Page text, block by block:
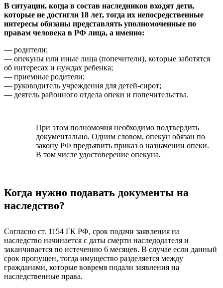
В ситуации, когда в состав наследников входят дети,
которые не достигли 18 лет, тогда их непосредственные
интересы обязаны представлять уполномоченные по
правам человека в РФ лица, а именно:
— родители;
— опекуны или иные лица (попечители), которые заботятся
об интересах и нуждах ребенка;
— приемные родители;
— руководитель учреждения для детей-сирот;
— деятель районного отдела опеки и попечительства.
При этом полномочия необходимо подтвердить
документально. Одним словом, опекун обязан по
закону РФ предъявить приказ о назначении опеки.
В том числе удостоверение опекуна.
Когда нужно подавать документы на
наследство?
Согласно ст. 1154 ГК РФ, срок подачи заявления на
наследство начинается с даты смерти наследодателя и
заканчивается по истечению 6 месяцев. В случае если данный
срок пропущен, тогда имущество разделяется между
гражданами, которые вовремя подали заявления на
наследственные права.